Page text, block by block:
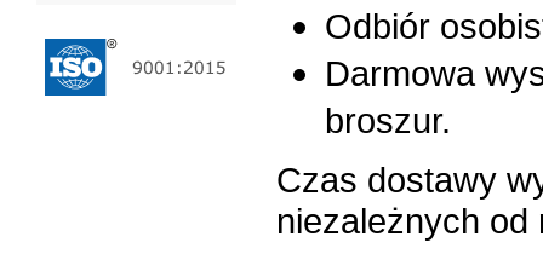
Odbiór
Darmowa
broszur.
Czas dostawy
niezależnych